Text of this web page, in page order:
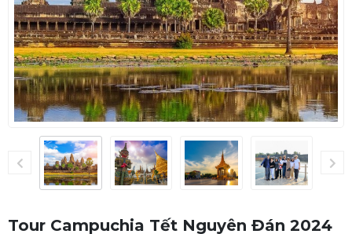
Tour Campuchia Tết Nguyên Đán 2024